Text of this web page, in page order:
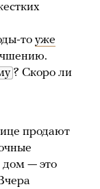
то уже
? Скоро ли
продают
дом — это